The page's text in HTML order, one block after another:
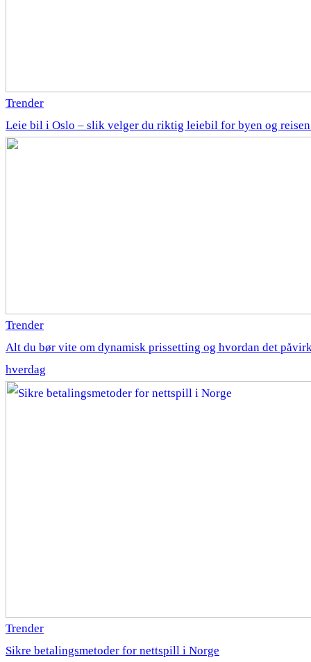
Trender
Leie bil i Oslo – slik velger du riktig leiebil for byen og
Trender
Alt du bør vite om dynamisk prissetting og hvordan det
hverdag
Trender
Sikre betalingsmetoder for nettspill i Norge